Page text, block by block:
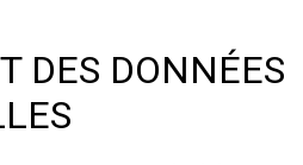
DES DONNÉES